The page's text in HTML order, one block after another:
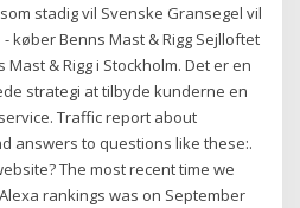
stadig vil Svenske Gransegel vil
køber Benns Mast & Rigg Sejlloftet
& Rigg i Stockholm. Det er en
strategi at tilbyde kunderne en
Traffic report about
answers to questions like these:.
The most recent time we
rankings was on September